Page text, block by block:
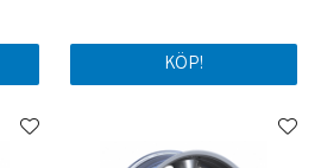
KÖP!